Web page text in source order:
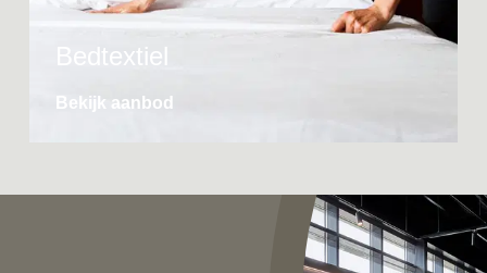
Bedtextiel
Bekijk aanbod